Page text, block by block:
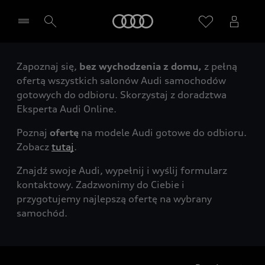
Wybierz Twojego Partnera Audi
Zapoznaj się, bez wychodzenia z domu, z pełną
ofertą wszystkich salonów Audi samochodów
gotowych do odbioru. Skorzystaj z doradztwa
Eksperta Audi Online.
Poznaj ofertę na modele Audi gotowe do odbioru.
Zobacz tutaj.
Znajdź swoje Audi, wypełnij i wyślij formularz
kontaktowy. Zadzwonimy do Ciebie i
przygotujemy najlepszą ofertę na wybrany
samochód.